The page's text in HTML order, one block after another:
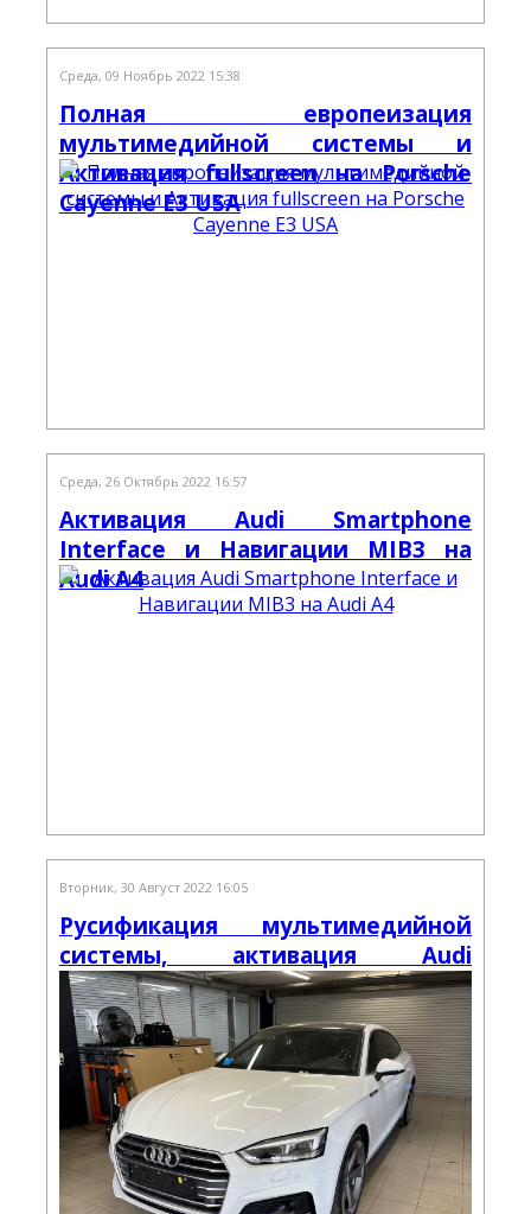
Среда, 09 Ноябрь 2022 15:38
Полная европеизация
мультимедийной системы и
Активация fullscreen на Porsche
Cayenne E3 USA
Среда, 26 Октябрь 2022 16:57
Активация Audi Smartphone
Interface и Навигации MIB3 на
Audi A4
Вторник, 30 Август 2022 16:05
Русификация мультимедийной
системы, активация Audi
Smartphone Interface и S-режима
приборной панели Audi A5 из
Кореи